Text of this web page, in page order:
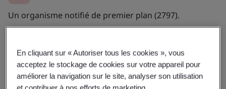
Un organisme notifié de premier plan (2797).
En cliquant sur « Autoriser tous les cookies », vous
acceptez le stockage de cookies sur votre appareil pour
améliorer la navigation sur le site, analyser son utilisation